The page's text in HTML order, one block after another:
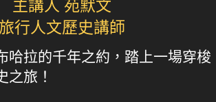
主講人 苑默文
旅行人文歷史講師
哈拉的千年之約，踏上一場穿梭
之旅！